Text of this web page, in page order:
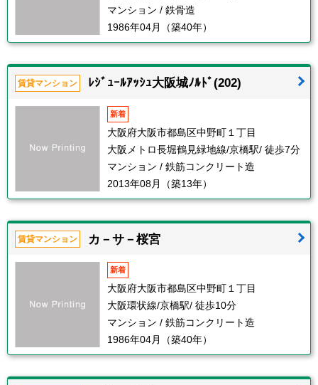
マンション / 鉄骨造
1986年04月（築40年）
賃貸マンション ﾚｼﾞｭｰﾙｱｯｼｭ大阪城ﾉﾙﾄﾞ(202)
新着
大阪府大阪市都島区中野町１丁目
大阪メトロ長堀鶴見緑地線/京橋駅/ 徒歩7分
マンション / 鉄筋コンクリート造
2013年08月（築13年）
賃貸マンション カ－サ－桜宮
新着
大阪府大阪市都島区中野町１丁目
大阪環状線/京橋駅/ 徒歩10分
マンション / 鉄筋コンクリート造
1986年04月（築40年）